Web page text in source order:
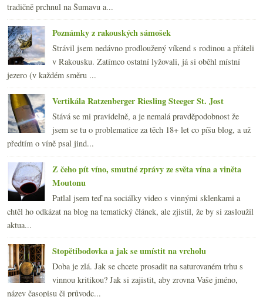
tradičně prchnul na Šumavu a...
Poznámky z rakouských sámošek
Strávil jsem nedávno prodloužený víkend s rodinou a přáteli
v Rakousku. Zatímco ostatní lyžovali, já si oběhl místní
jezero (v každém směru ...
Vertikála Ratzenberger Riesling Steeger St. Jost
Stává se mi pravidelně, a je nemalá pravděpodobnost že
jsem se tu o problematice za těch 18+ let co píšu blog, a už
předtím o víně psal jind...
Z čeho pít víno, smutné zprávy ze světa vína a viněta
Moutonu
Patlal jsem teď na sociálky video s vinnými sklenkami a
chtěl ho odkázat na blog na tematický článek, ale zjistil, že by si zasloužil
aktua...
Stopětibodovka a jak se umístit na vrcholu
Doba je zlá. Jak se chcete prosadit na saturovaném trhu s
vinnou kritikou? Jak si zajistit, aby zrovna Vaše jméno,
název časopisu či průvodc...